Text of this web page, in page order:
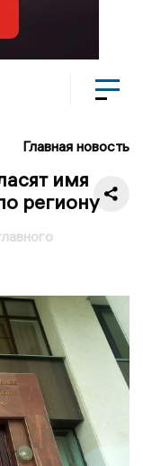
Главная новость
имя
региону